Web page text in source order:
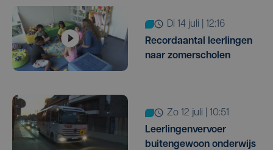
di 14 juli | 12:16
Recordaantal leerlingen
naar zomerscholen
zo 12 juli | 10:51
Leerlingenvervoer
buitengewoon onderwijs